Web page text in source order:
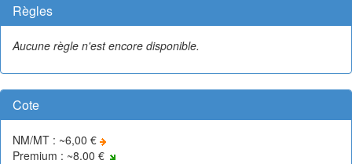
Règles
Aucune règle n'est encore disponible.
Cote
NM/MT : ~6,00 €
Premium : ~8.00 €